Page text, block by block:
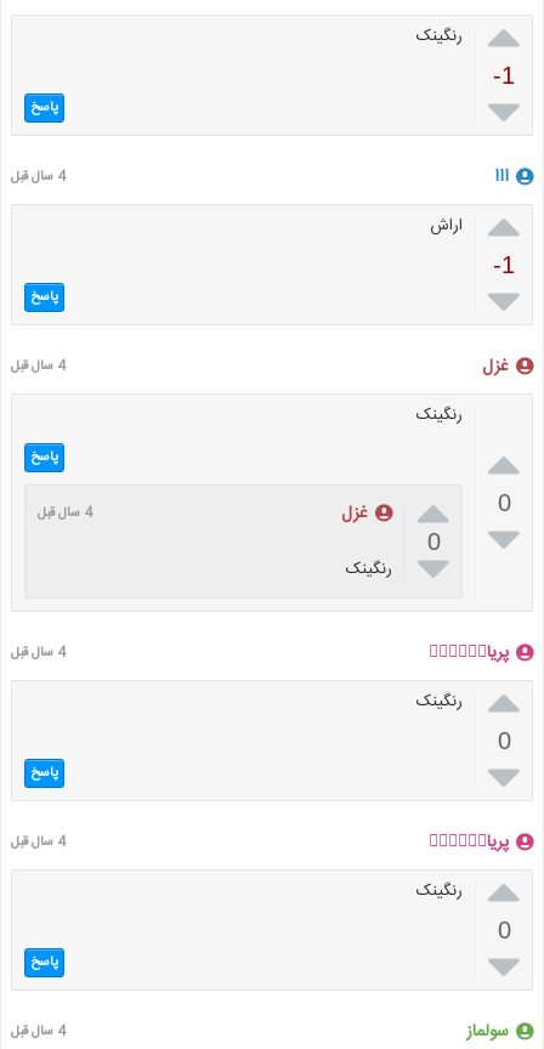

-1

رنگینک
پاسخ
ااا 4 سال قبل

-1

اراش
پاسخ
غزل 4 سال قبل

0

رنگینک
پاسخ

0

غزل 4 سال قبل
رنگینک
پریا🧚🏼‍♀️🧚🏼‍♀️ 4 سال قبل

0

رنگینک
پاسخ
پریا🧚🏼‍♀️🧚🏼‍♀️ 4 سال قبل

0

رنگینک
پاسخ
سولماز 4 سال قبل